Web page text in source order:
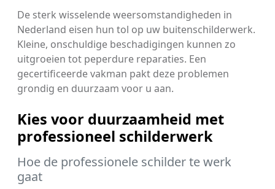
De sterk wisselende weersomstandigheden in
Nederland eisen hun tol op uw buitenschilderwerk.
Kleine, onschuldige beschadigingen kunnen zo
uitgroeien tot peperdure reparaties. Een
gecertificeerde vakman pakt deze problemen
grondig en duurzaam voor u aan.
Kies voor duurzaamheid met
professioneel schilderwerk
Hoe de professionele schilder te werk
gaat